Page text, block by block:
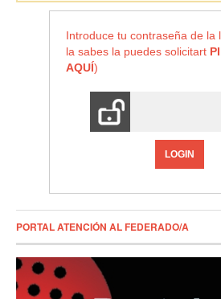
Introduce tu contraseña de la
la sabes la puedes solicitart
AQUÍ)
LOGIN
PORTAL ATENCIÓN AL FEDERADO/A